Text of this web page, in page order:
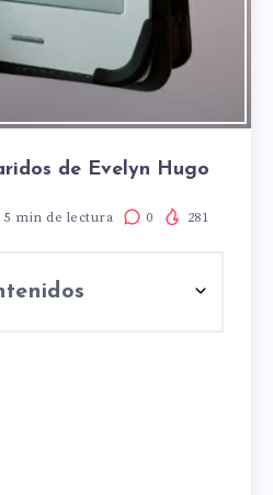
de Evelyn Hugo
5 min de lectura 0 281